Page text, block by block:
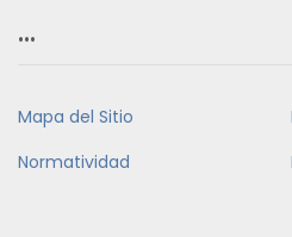
…
Mapa del Sitio
Normatividad